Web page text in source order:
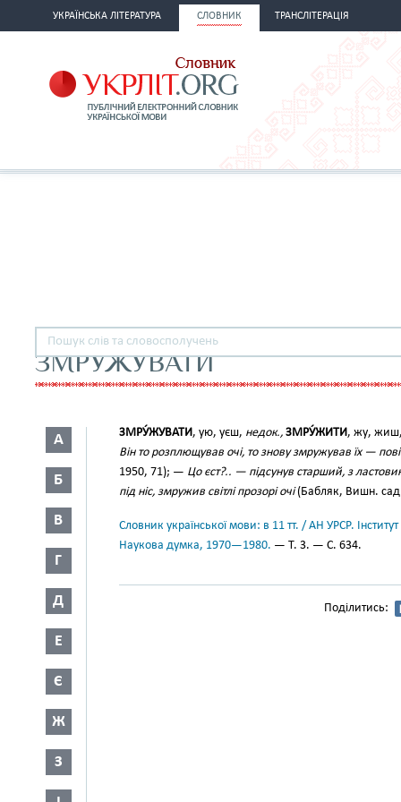
УКРАЇНСЬКА ЛІТЕРАТУРА СЛОВНИК ТРАНСЛІТЕРАЦІЯ
ЗМРУЖУВАТИ
А
Б
В
Г
Д
Е
Є
Ж
З
ЗМРУ́ЖУВАТИ, ую, уєш, недок., ЗМРУ́ЖИТИ, жу,
Він то розплющував очі, то знову змружував їх —
1950, 71); — Цо єст?.. — підсунув старший, з
під ніс, змружив світлі прозорі очі(Бабляк, Вишн.
Словник української мови: в 11 тт. / АН УРСР.
Наукова думка, 1970—1980. — Т. 3. — С. 634.
Поділитись: